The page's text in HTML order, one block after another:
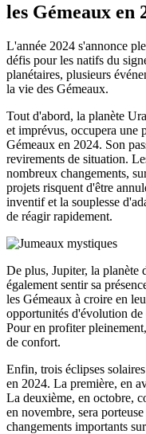
les Gémeaux en
L'année 2024 s'annonce
défis pour les natifs du
planétaires, plusieurs
la vie des Gémeaux.
Tout d'abord, la planète
et imprévus, occupera une
Gémeaux en 2024. Son
revirements de situation.
nombreux changements,
projets risquent d'être
inventif et la souplesse
de réagir rapidement.
De plus, Jupiter, la planète
également sentir sa
les Gémeaux à croire en
opportunités d'évolution
Pour en profiter
de confort.
Enfin, trois éclipses
en 2024. La première, en
La deuxième, en octobre,
en novembre, sera
changements importants